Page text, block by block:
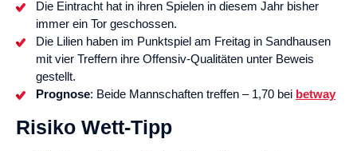
Die Eintracht hat in ihren Spielen in diesem Jahr bisher
immer ein Tor geschossen.
Die Lilien haben im Punktspiel am Freitag in Sandhausen
mit vier Treffern ihre Offensiv-Qualitäten unter Beweis
gestellt.
Prognose: Beide Mannschaften treffen – 1,70 bei betway
Risiko Wett-Tipp